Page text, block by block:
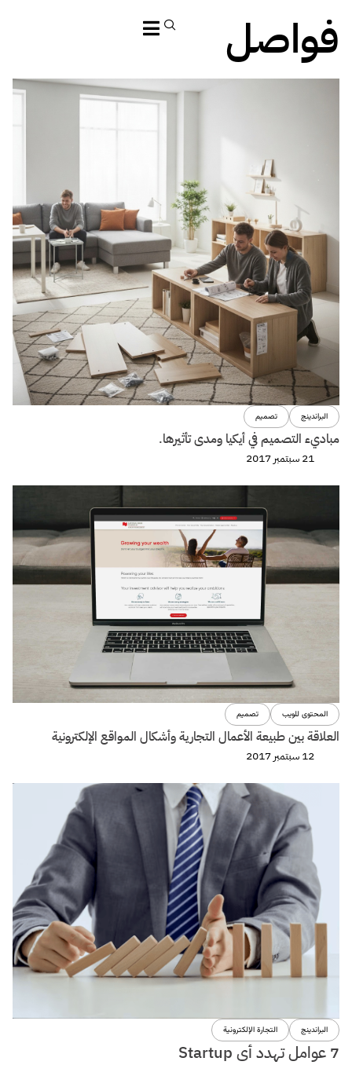
فواصل
البراندينج تصميم
مباديء التصميم في أيكيا ومدى تأثيرها.
21 سبتمبر 2017
المحتوى للويب تصميم
العلاقة بين طبيعة الأعمال التجارية وأشكال المواقع الإلكترونية
12 سبتمبر 2017
البراندينج التجارة الإلكترونية
7 عوامل تهدد أى Startup